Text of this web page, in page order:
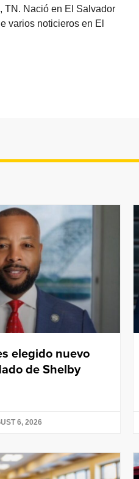
TN. Nació en El Salvador
varios noticieros en El
elegido nuevo
de Shelby
6, 2026